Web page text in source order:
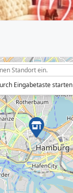
Eingabetaste starten